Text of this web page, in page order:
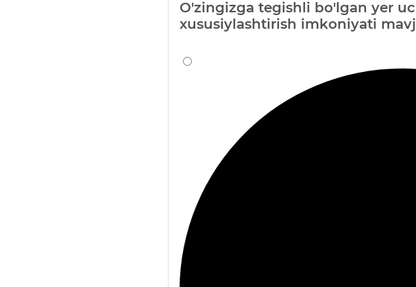
O'zingizga tegishli bo'lgan yer
xususiylashtirish imkoniyati